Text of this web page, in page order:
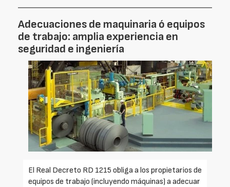
Adecuaciones de maquinaria ó equipos
de trabajo: amplia experiencia en
seguridad e ingeniería
El Real Decreto RD 1215 obliga a los propietarios de
equipos de trabajo (incluyendo máquinas) a adecuar